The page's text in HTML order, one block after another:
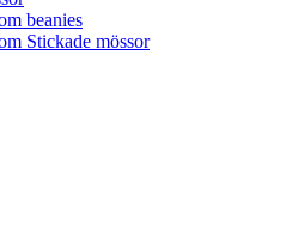
beanies
Stickade mössor